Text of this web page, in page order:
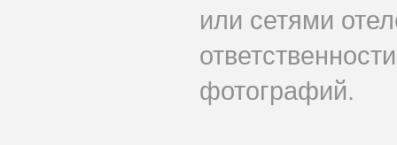
или сетями
фотографий.